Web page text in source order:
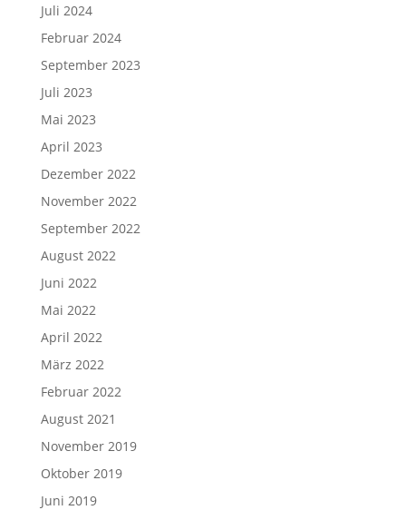
Juli 2024
Februar 2024
September 2023
Juli 2023
Mai 2023
April 2023
Dezember 2022
November 2022
September 2022
August 2022
Juni 2022
Mai 2022
April 2022
März 2022
Februar 2022
August 2021
November 2019
Oktober 2019
Juni 2019